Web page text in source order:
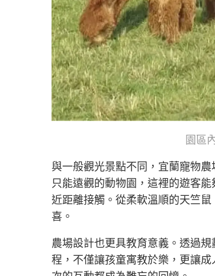
園區
與一般觀光景點不同，宜蘭寵物
只能遠觀的動物園，這裡的遊客
近距離接觸。從柔軟溫順的天竺
喜。
農場設計也更具教育意義。透過
程，不僅讓孩童寓教於樂，更讓